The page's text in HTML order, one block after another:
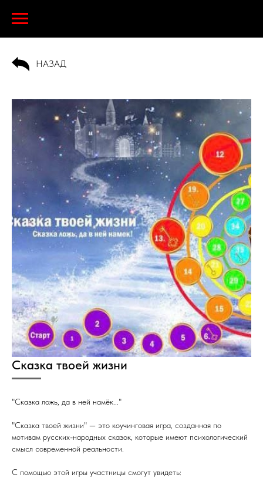
НАЗАД
Сказка твоей жизни
"Сказка ложь, да в ней намёк..."
"Сказка твоей жизни" — это коучинговая игра, созданная по
мотивам русских-народных сказок, которые имеют психологический
смысл современной реальности.
С помощью этой игры участницы смогут увидеть: